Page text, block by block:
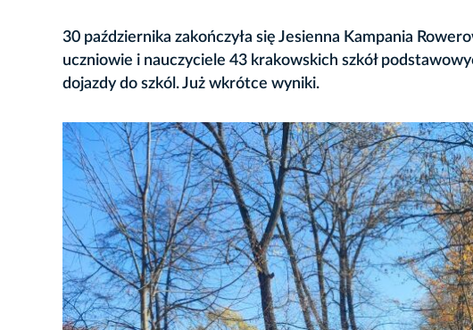
30 października zakończyła się Jesienna Kampania
uczniowie i nauczyciele 43 krakowskich szkół
dojazdy do szkól. Już wkrótce wyniki.